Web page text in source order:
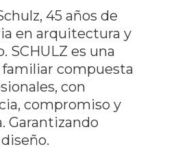
45 años de
en arquitectura y
SCHULZ es una
compuesta
con
compromiso y
Garantizando